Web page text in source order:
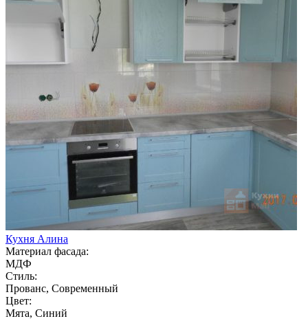
Кухня Алина
Материал фасада:
МДФ
Стиль:
Прованс, Современный
Цвет:
Мята, Синий